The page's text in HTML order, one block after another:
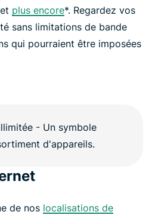
plus encore*. Regardez vos
sans limitations de bande
qui pourraient être imposées
de nos localisations de